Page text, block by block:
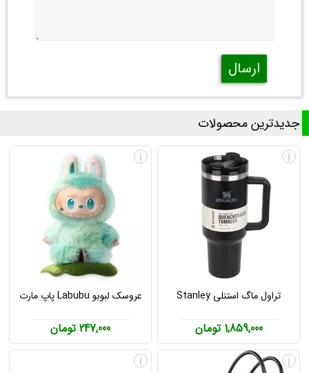
ارسال
جدیدترین محصولات
تراول ماگ استنلی Stanley
1,859,000 تومان
i
عروسک لبوبو Labubu پاپ مارت
247,000 تومان
i
i
i